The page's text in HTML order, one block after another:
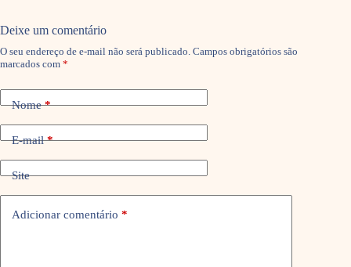
Deixe um comentário
O seu endereço de e-mail não será publicado. Campos obrigatórios são
marcados com *
Nome*
E-mail*
Site
Adicionar comentário *